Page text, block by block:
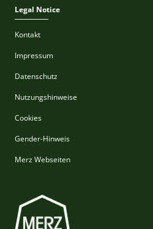
Legal Notice
Kontakt
Impressum
Datenschutz
Nutzungshinweise
Cookies
Gender-Hinweis
Merz Webseiten